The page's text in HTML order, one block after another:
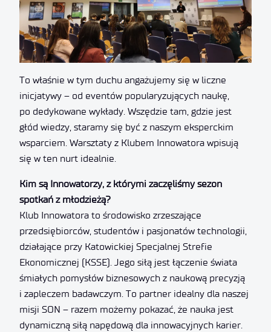
To właśnie w tym duchu angażujemy się w liczne
inicjatywy – od eventów popularyzujących naukę,
po dedykowane wykłady. Wszędzie tam, gdzie jest
głód wiedzy, staramy się być z naszym eksperckim
wsparciem. Warsztaty z Klubem Innowatora wpisują
się w ten nurt idealnie.
Kim są Innowatorzy, z którymi zaczęliśmy sezon
spotkań z młodzieżą?
Klub Innowatora to środowisko zrzeszające
przedsiębiorców, studentów i pasjonatów technologii,
działające przy Katowickiej Specjalnej Strefie
Ekonomicznej (KSSE). Jego siłą jest łączenie świata
śmiałych pomysłów biznesowych z naukową precyzją
i zapleczem badawczym. To partner idealny dla naszej
misji SON – razem możemy pokazać, że nauka jest
dynamiczną siłą napędową dla innowacyjnych karier.